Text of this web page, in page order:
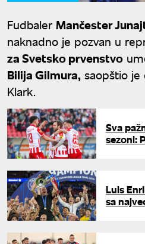
FudbalerMančester
naknadno je pozvan u
za Svetsko prvenstvo
Bilija Gilmura, saopštio je
Klark.
Sva
sezoni:
Luis
sa